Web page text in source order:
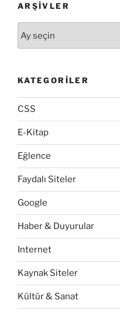
ARŞIVLER
KATEGORILER
CSS
E-Kitap
Eğlence
Faydalı Siteler
Google
Haber & Duyurular
Internet
Kaynak Siteler
Kültür & Sanat